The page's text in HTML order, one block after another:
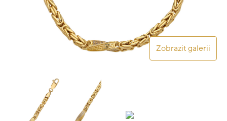
Zobrazit galerii